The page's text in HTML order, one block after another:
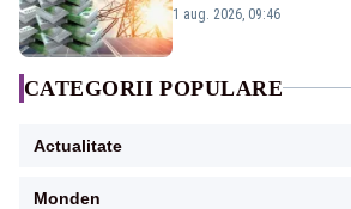
Analiză Realitatea Plus
1 aug. 2026, 09:46
CATEGORII POPULARE
Actualitate
Monden